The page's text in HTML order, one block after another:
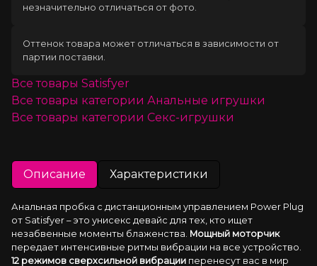
незначительно отличаться от фото.
Оттенок товара может отличаться в зависимости от
партии поставки.
Все товары Satisfyer
Все товары категории Анальные игрушки
Все товары категории Секс-игрушки
Описание Характеристики
Анальная пробка с дистанционным управлением Power Plug
от Satisfyer – это унисекс девайс для тех, кто ищет
незабвенные моменты блаженства. Мощный моторчик
12 режимов сверхсильной вибрации перенесут вас в мир